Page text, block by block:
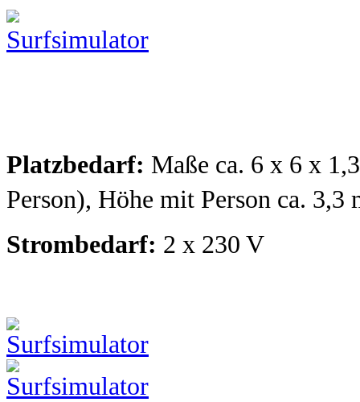
Platzbedarf: Maße ca. 6 x 6 x
Person), Höhe mit Person ca. 3,3
Strombedarf: 2 x 230 V